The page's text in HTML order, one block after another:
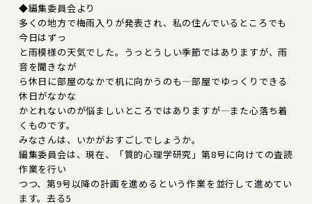
◆編集委員会より
多くの地方で梅雨入りが発表され、私の住んでいるところでも
今日はずっ
と雨模様の天気でした。うっとうしい季節ではありますが、雨
音を聞きなが
ら休日に部屋のなかで机に向かうのも―部屋でゆっくりできる
休日がなかな
かとれないのが悩ましいところではありますが―また心落ち着
くものです。
みなさんは、いかがおすごしでしょうか。
編集委員会は、現在、「質的心理学研究」第8号に向けての査読
作業を行い
つつ、第9号以降の計画を進めるという作業を並行して進めてい
ます。去る5